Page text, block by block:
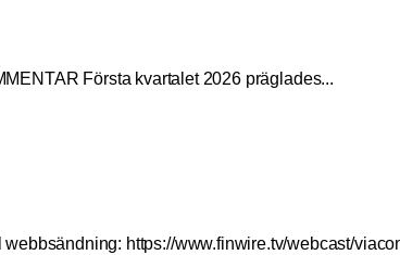
Första kvartalet 2026 präglades...
https://www.finwire.tv/webcast/